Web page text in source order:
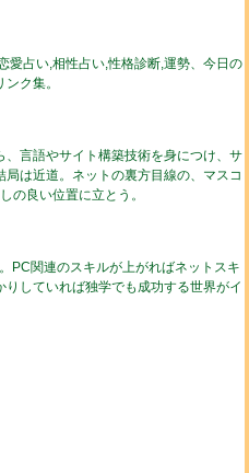
愛占い,相性占い,性格診断,運勢、今日の
ク集。
言語やサイト構築技術を身につけ、サ
は近道。ネットの裏方目線の、マスコ
の良い位置に立とう。
PC関連のスキルが上がればネットスキ
していれば独学でも成功する世界がイ